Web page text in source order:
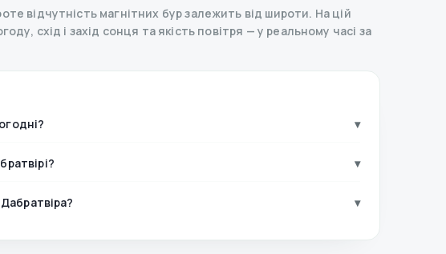
відчутність магнітних бур залежить від широти. На цій
схід і захід сонця та якість повітря — у реальному часі за
▾
▾
▾